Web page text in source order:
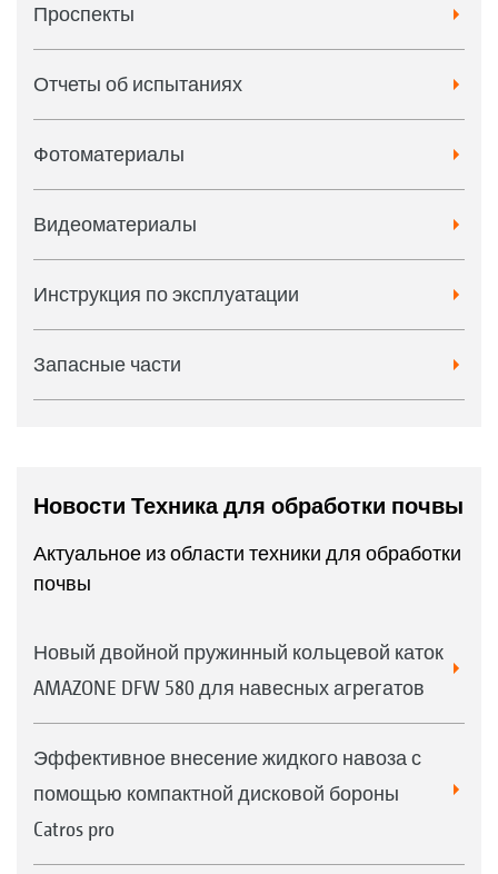
Проспекты
Отчеты об испытаниях
Фотоматериалы
Видеоматериалы
Инструкция по эксплуатации
Запасные части
Новости Техника для обработки почвы
Актуальное из области техники для обработки
почвы
Новый двойной пружинный кольцевой каток
AMAZONE DFW 580 для навесных агрегатов
Эффективное внесение жидкого навоза с
помощью компактной дисковой бороны
Catros pro